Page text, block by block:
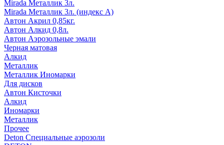
Mirada Металлик 3л.
Mirada Металлик 3л. (индекс А)
Автон Акрил 0,85кг.
Автон Алкид 0,8л.
Автон Аэрозольные эмали
Черная матовая
Алкид
Металлик
Металлик Иномарки
Для дисков
Автон Кисточки
Алкид
Иномарки
Металлик
Прочее
Deton Специальные аэрозоли